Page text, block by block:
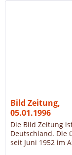
Bild Zeitung,
05.01.1996
Die Bild Zeitung
Deutschland. Die
seit Juni 1952 im